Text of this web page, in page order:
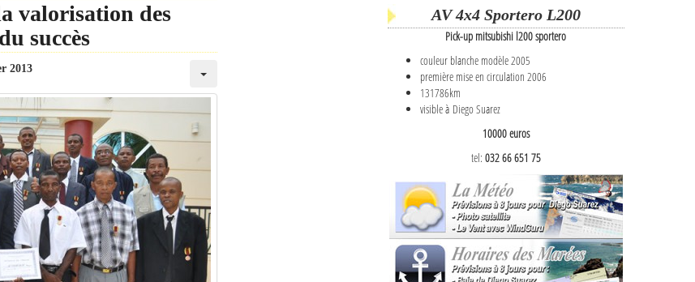
valorisation des
succès
2013
AV 4x4 Sportero L200
Pick-up mitsubishi l200 sportero
couleur blanche modèle 2005
première mise en circulation 2006
131786km
visible à Diego Suarez
10000 euros
tel: 032 66 651 75